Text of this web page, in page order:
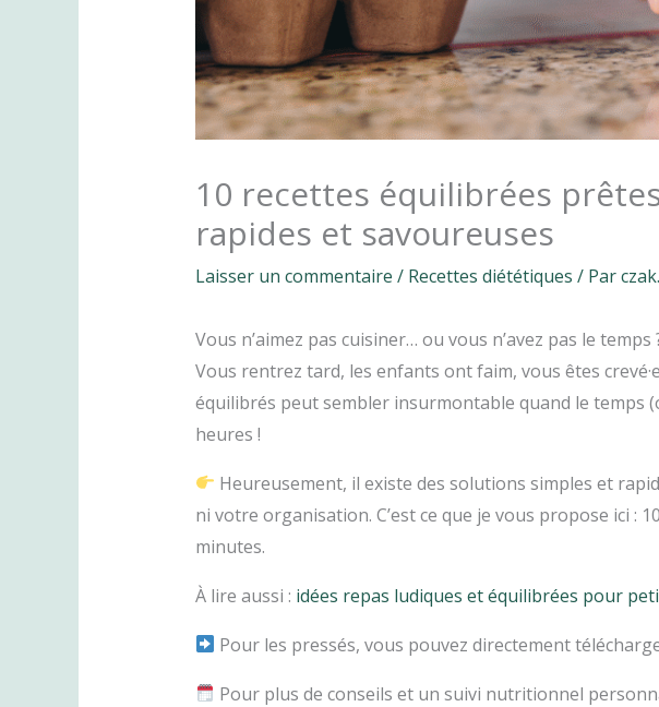
10 recettes équilibrées
rapides et savoureuses
Laisser un commentaire / Recettes diététiques / Par
Vous n’aimez pas cuisiner… ou vous n’avez pas le temps
Vous rentrez tard, les enfants ont faim, vous êtes
équilibrés peut sembler insurmontable quand le temps
heures !
Heureusement, il existe des solutions simples et
ni votre organisation. C’est ce que je vous propose ici :
minutes.
À lire aussi : idées repas ludiques et équilibrées pour
Pour les pressés, vous pouvez directement
Pour plus de conseils et un suivi nutritionnel